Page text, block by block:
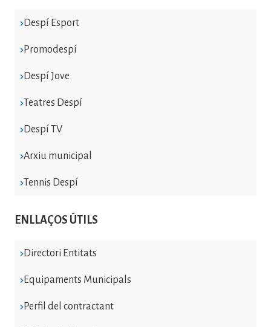
Despí Esport
Promodespí
Despí Jove
Teatres Despí
Despí TV
Arxiu municipal
Tennis Despí
ENLLAÇOS ÚTILS
Directori Entitats
Equipaments Municipals
Perfil del contractant